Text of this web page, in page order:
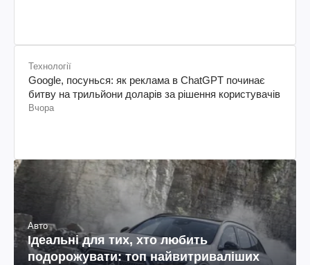
Технології
Google, посунься: як реклама в ChatGPT починає
битву на трильйони доларів за рішення користувачів
Вчора
Авто
Ідеальні для тих, хто любить
подорожувати: топ найвитриваліших